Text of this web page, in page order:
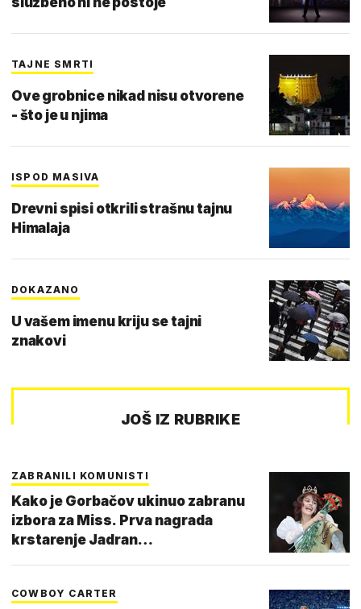
TAJNE SMRTI
Ove grobnice nikad nisu otvorene
- što je u njima
ISPOD MASIVA
Drevni spisi otkrili strašnu tajnu
Himalaja
DOKAZANO
U vašem imenu kriju se tajni
znakovi
JOŠ IZ RUBRIKE
ZABRANILI KOMUNISTI
Kako je Gorbačov ukinuo zabranu
izbora za Miss. Prva nagrada
krstarenje Jadran…
COWBOY CARTER